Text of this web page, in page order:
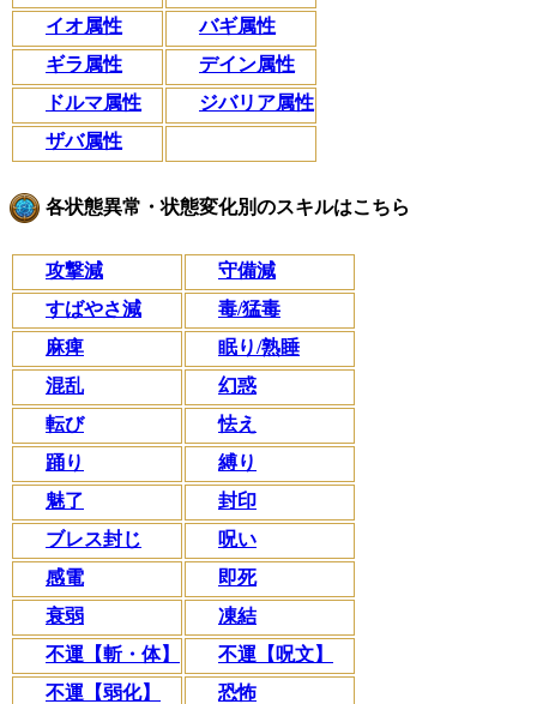
イオ属性
バギ属性
ギラ属性
デイン属性
ドルマ属性
ジバリア属性
ザバ属性
各状態異常・状態変化別のスキルはこちら
攻撃減
守備減
すばやさ減
毒/猛毒
麻痺
眠り/熟睡
混乱
幻惑
転び
怯え
踊り
縛り
魅了
封印
ブレス封じ
呪い
感電
即死
衰弱
凍結
不運【斬・体】
不運【呪文】
不運【弱化】
恐怖